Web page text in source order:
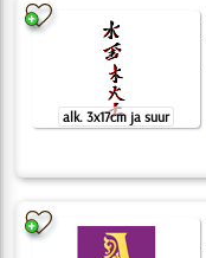
alk. 3x17cm ja suur